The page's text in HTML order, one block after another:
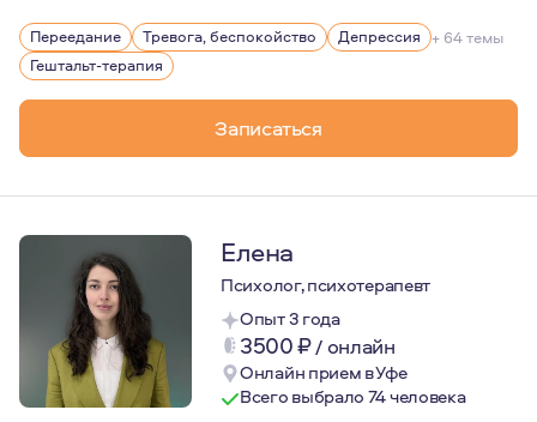
Мне 35 лет. Живу в Краснодаре.
У меня есть один ребенок, сын.
Очень люблю путешествия. Есть опыт горных
Психология для меня сейчас - это образ жизни и
Начало практики - 2020 год.
Одними из самых важных принципов моей работы
Переедание Тревога, беспокойство Депрессия + 64 темы
Гештальт-терапия
Записаться
Елена
Психолог, психотерапевт
Опыт 3 года
3500₽/ онлайн
Онлайн прием в Уфе
Всего выбрало 74 человека